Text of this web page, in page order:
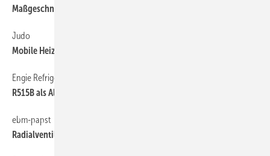
Maßgeschneiderte RLT-Geräte bis 350 000 m
Judo
Mobile Heizungswasserenthärtung
Engie Refrigeration
R515B als Alternative zu R1234ze
ebm-papst
Radialventilator mit höherem Wirkungsgrad